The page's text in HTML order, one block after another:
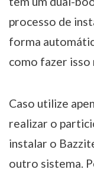
processo de
forma
como fazer isso
Caso utilize
realizar o
instalar o
outro sistema.